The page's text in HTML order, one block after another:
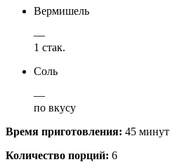
Вермишель
—
1 стак.
Соль
—
по вкусу
Время приготовления: 45 минут
Количество порций: 6